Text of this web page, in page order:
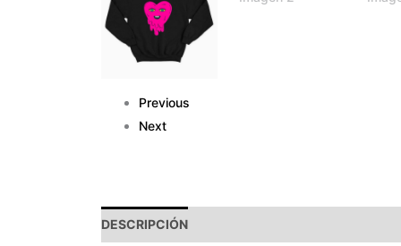
Previous
Next
DESCRIPCIÓN